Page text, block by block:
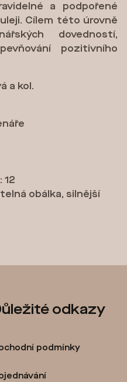
a podpořené
Cílem této úrovně
dovedností,
pozitivního
a kol.
12
obálka, silnější
odkazy
podmínky